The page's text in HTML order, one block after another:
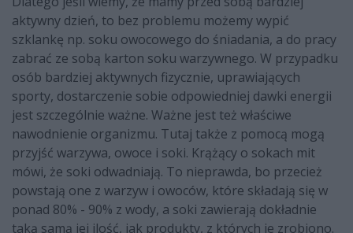
aktywny dzień, to bez problemu możemy wypić
szklankę np. soku owocowego do śniadania, a do pracy
zabrać ze sobą karton soku warzywnego. W przypadku
osób bardziej aktywnych fizycznie, uprawiających
sporty, dostarczenie sobie odpowiedniej dawki energii
jest szczególnie ważne. Ważne jest też właściwe
nawodnienie organizmu. Tutaj także z pomocą mogą
przyjść warzywa, owoce i soki. Krążący o sokach mit
mówi, że soki odwadniają. To nieprawda, bo przecież
powstają one z warzyw i owoców, które składają się w
ponad 80% - 90% z wody, a soki zawierają dokładnie
taką samą jej ilość, jak produkty, z których je zrobiono.